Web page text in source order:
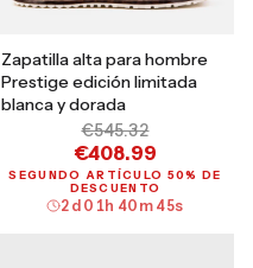
Zapatilla alta para hombre
Prestige edición limitada
blanca y dorada
€545.32
€408.99
SEGUNDO ARTÍCULO 50% DE
DESCUENTO
2 d 01h 40 m 44s